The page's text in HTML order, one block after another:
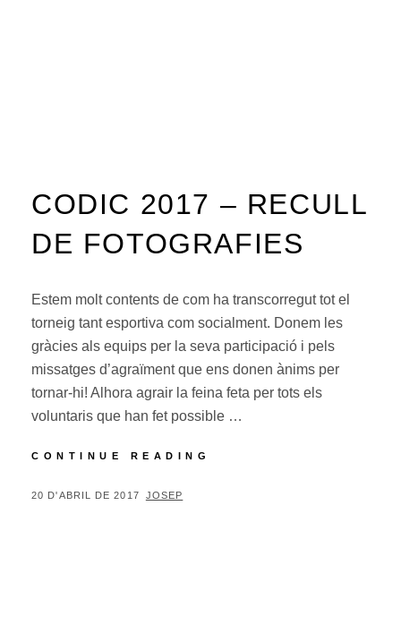
CODIC 2017 – RECULL
DE FOTOGRAFIES
Estem molt contents de com ha transcorregut tot el
torneig tant esportiva com socialment. Donem les
gràcies als equips per la seva participació i pels
missatges d’agraïment que ens donen ànims per
tornar-hi! Alhora agrair la feina feta per tots els
voluntaris que han fet possible …
CONTINUE READING
POSTED
20 D'ABRIL DE 2017 BY
JOSEP